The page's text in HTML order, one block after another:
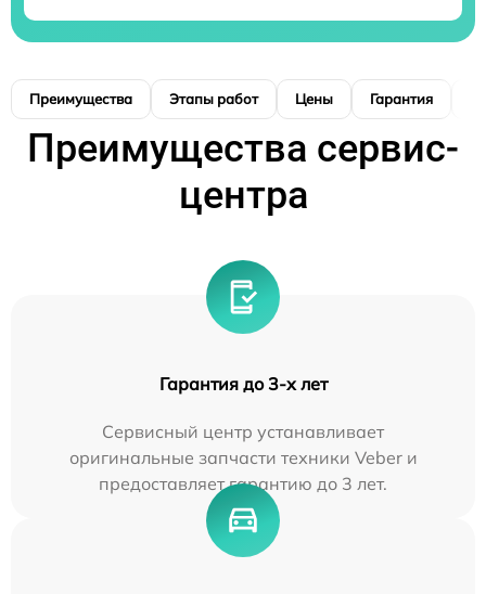
Преимущества Этапы работ Цены Гарантия
Преимущества сервис-
центра
Гарантия до 3-х лет
Сервисный центр устанавливает
оригинальные запчасти техники Veber и
предоставляет гарантию до 3 лет.